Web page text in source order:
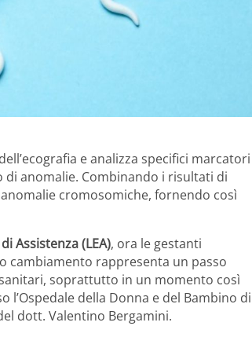
e analizza specifici marcatori
anomalie. Combinando i risultati di
cromosomiche, fornendo così
Assistenza (LEA), ora le gestanti
cambiamento rappresenta un passo
soprattutto in un momento così
l’Ospedale della Donna e del Bambino di
dott. Valentino Bergamini.